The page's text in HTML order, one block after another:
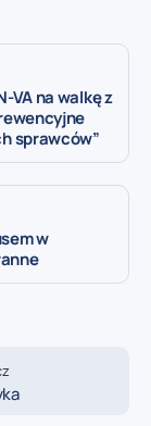
VA na walkę z
sprawców”
w